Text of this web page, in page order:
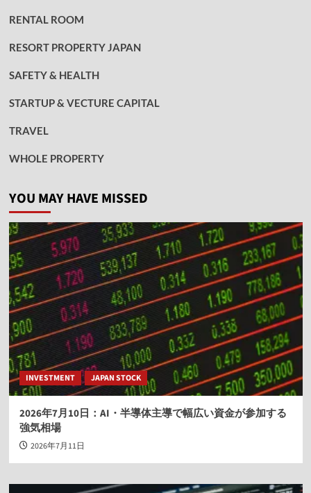
RENTAL ROOM
RESORT PROPERTY JAPAN
SAFETY & HEALTH
STARTUP & VECTURE CAPITAL
TRAVEL
WHOLE PROPERTY
YOU MAY HAVE MISSED
INVESTMENT JAPAN STOCK
2026年7月10日：AI・半導体主導で幅広い資金が参加する
強気相場
2026年7月11日